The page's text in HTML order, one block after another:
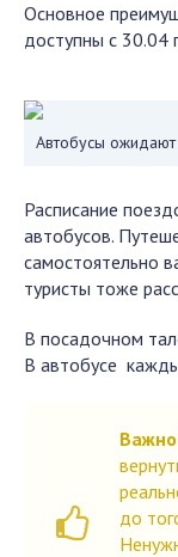
Основное
доступны с 30.04
Автобусы ожидают
Расписание
автобусов.
самостоятельно
туристы тоже
В посадочном
В автобусе
Важно
до